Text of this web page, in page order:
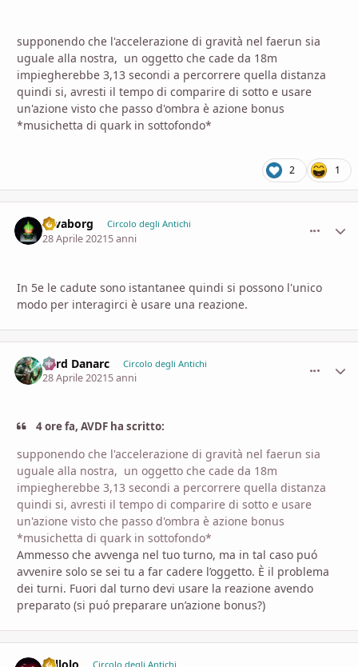
supponendo che l'accelerazione di gravità nel faerun sia
uguale alla nostra, un oggetto che cade da 18m
impiegherebbe 3,13 secondi a percorrere quella distanza
quindi si, avresti il tempo di comparire di sotto e usare
un'azione visto che passo d'ombra è azione bonus
*musichetta di quark in sottofondo*
2 1
savaborg Circolo degli Antichi
28 Aprile 20215 anni
In 5e le cadute sono istantanee quindi si possono l'unico
modo per interagirci è usare una reazione.
Lord Danarc Circolo degli Antichi
28 Aprile 20215 anni
4 ore fa, AVDF ha scritto:
supponendo che l'accelerazione di gravità nel faerun sia
uguale alla nostra, un oggetto che cade da 18m
impiegherebbe 3,13 secondi a percorrere quella distanza
quindi si, avresti il tempo di comparire di sotto e usare
un'azione visto che passo d'ombra è azione bonus
*musichetta di quark in sottofondo*
Ammesso che avvenga nel tuo turno, ma in tal caso puó
avvenire solo se sei tu a far cadere l’oggetto. È il problema
dei turni. Fuori dal turno devi usare la reazione avendo
preparato (si puó preparare un’azione bonus?)
Circolo degli Antichi